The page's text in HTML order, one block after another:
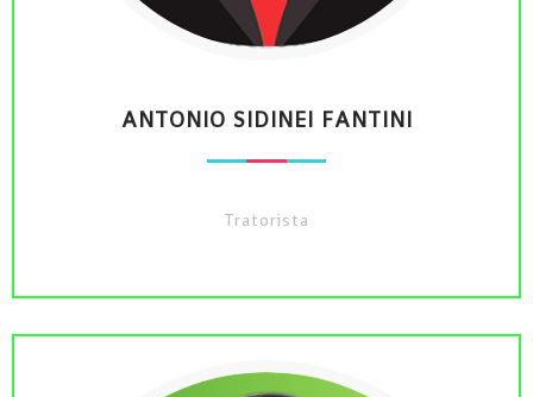
ANTONIO SIDINEI FANTINI
Tratorista